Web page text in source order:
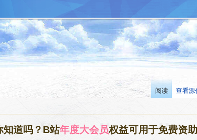
知道吗？B站年度大会员权益可用于免费资
阅读 查看源